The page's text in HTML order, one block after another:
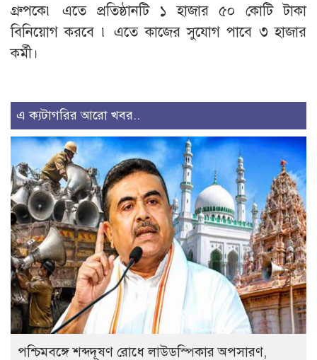
গ্রুপকে৷ এতে প্রতিষ্ঠানটি ১ হাজার ৫০ কোটি টাকা
বিনিয়োগ করবে ৷ এতে কাজের সুযোগ পাবে ৩ হাজার
কর্মী।
এ ক্যটাগরির আরো খবর..
পশ্চিমবঙ্গে শব্দদূষণ রোধে লাউডস্পিকার অপসারণ,